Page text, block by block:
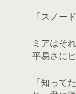
「スノー
ミアはそ
平易さに
「知って